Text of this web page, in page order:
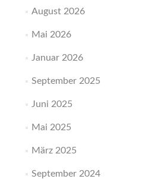
August 2026
Mai 2026
Januar 2026
September 2025
Juni 2025
Mai 2025
März 2025
September 2024